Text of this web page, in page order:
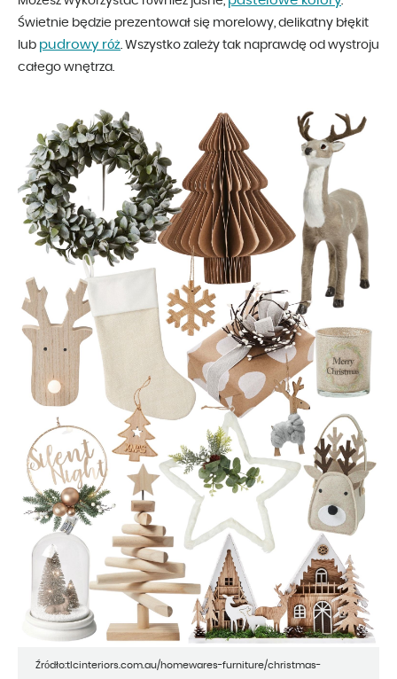
Świetnie będzie prezentował się morelowy, delikatny błękit
lub pudrowy róż. Wszystko zależy tak naprawdę od wystroju
całego wnętrza.
Źródło:tlcinteriors.com.au/homewares-furniture/christmas-